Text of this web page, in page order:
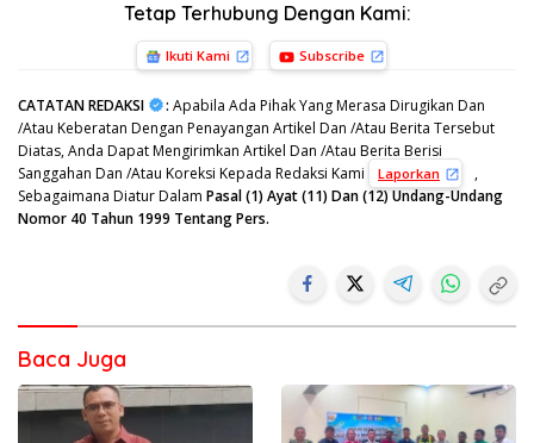
Tetap Terhubung Dengan Kami:
Ikuti Kami Subscribe
CATATAN REDAKSI : Apabila Ada Pihak Yang Merasa Dirugikan Dan
/Atau Keberatan Dengan Penayangan Artikel Dan /Atau Berita Tersebut
Diatas, Anda Dapat Mengirimkan Artikel Dan /Atau Berita Berisi
Sanggahan Dan /Atau Koreksi Kepada Redaksi Kami
Laporkan
,
Sebagaimana Diatur Dalam Pasal (1) Ayat (11) Dan (12) Undang-Undang
Nomor 40 Tahun 1999 Tentang Pers.
Baca Juga